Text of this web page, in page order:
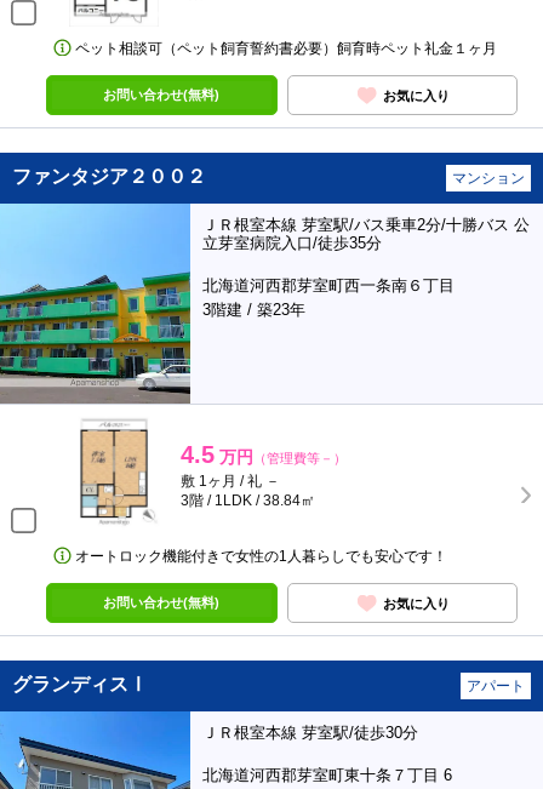
ペット相談可（ペット飼育誓約書必要）飼育時ペット礼金１ヶ月
お問い合わせ(無料) お気に入り
ファンタジア２００２ マンション
ＪＲ根室本線 芽室駅/バス乗車2分/十勝バス 公
立芽室病院入口/徒歩35分
北海道河西郡芽室町西一条南６丁目
3階建 / 築23年
4.5 万円 （管理費等－）
敷 1ヶ月 / 礼 －
3階 / 1LDK / 38.84㎡
オートロック機能付きで女性の1人暮らしでも安心です！
お問い合わせ(無料) お気に入り
グランディスⅠ アパート
ＪＲ根室本線 芽室駅/徒歩30分
北海道河西郡芽室町東十条７丁目 6